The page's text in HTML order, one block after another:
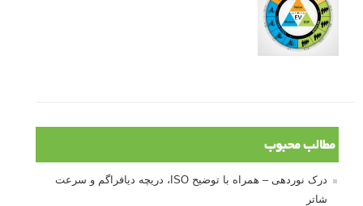
مطالب محبوب
درک نوردهی – همراه با توضیح ISO، دریچه دیافراگم و سرعت
شاتر